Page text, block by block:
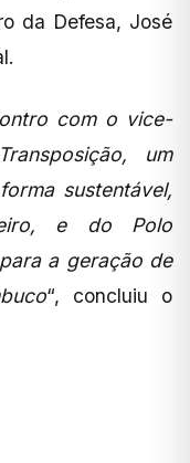
da Defesa, José
com o vice-
um
sustentável,
e do Polo
a geração de
“, concluiu o